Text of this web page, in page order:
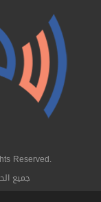
Reserved.
جميع